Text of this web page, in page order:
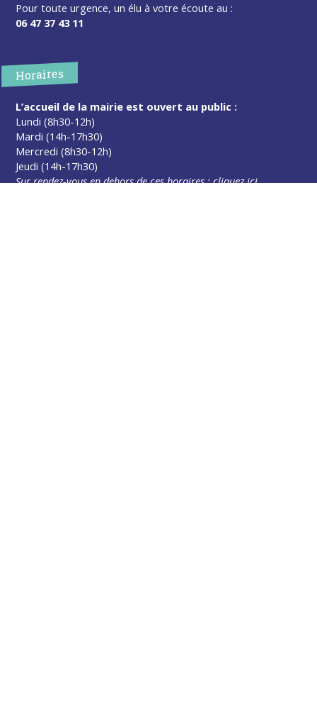
Pour toute urgence, un élu à votre écoute au :
06 47 37 43 11
Horaires
L’accueil de la mairie est ouvert au public :
Lundi (8h30-12h)
Mardi (14h-17h30)
Mercredi (8h30-12h)
Jeudi (14h-17h30)
Sur rendez-vous en dehors de ces horaires :cliquez ici